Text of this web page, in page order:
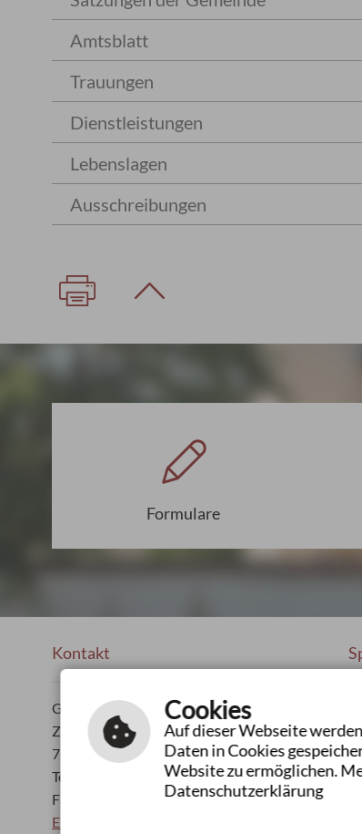
Amtsblatt
Trauungen
Dienstleistungen
Lebenslagen
Ausschreibungen
Formulare
Kontakt
Gemeindeverwaltung
Ziegelhütte 25
73485 Unterschneidheim
Tel.: 07966 181-0
Fax: 07966 181-400
E-Mail schreiben
Cookies
Auf dieser Webseite
Daten in Cookies
Website zu ermöglichen.
Datenschutzerklärung